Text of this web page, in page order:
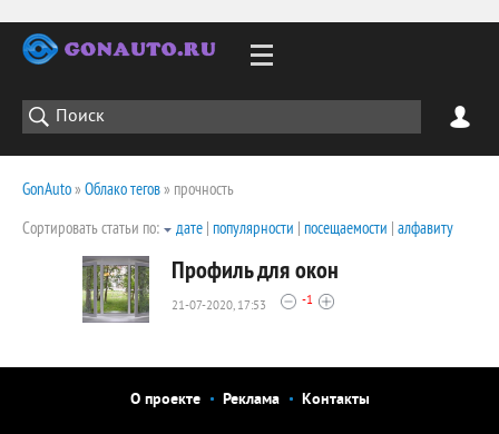
GonAuto» Облако тегов» прочность
Сортировать статьи по:
дате | популярности | посещаемости | алфавиту
Профиль для окон
21-07-2020, 17:53 -1
О проекте Реклама Контакты